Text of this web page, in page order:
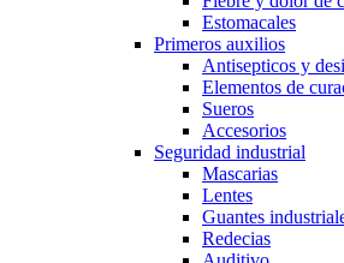
Estomacales
Primeros auxilios
Antisepticos y
Elementos de
Sueros
Accesorios
Seguridad industrial
Mascarias
Lentes
Guantes
Redecias